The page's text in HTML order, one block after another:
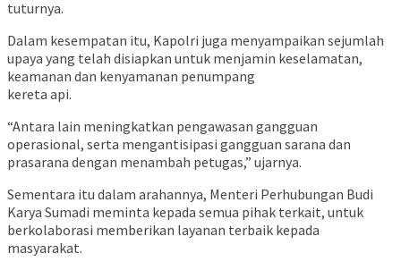
tuturnya.
Dalam kesempatan itu, Kapolri juga menyampaikan sejumlah
upaya yang telah disiapkan untuk menjamin keselamatan,
keamanan dan kenyamanan penumpang
kereta api.
“Antara lain meningkatkan pengawasan gangguan
operasional, serta mengantisipasi gangguan sarana dan
prasarana dengan menambah petugas,” ujarnya.
Sementara itu dalam arahannya, Menteri Perhubungan Budi
Karya Sumadi meminta kepada semua pihak terkait, untuk
berkolaborasi memberikan layanan terbaik kepada
masyarakat.